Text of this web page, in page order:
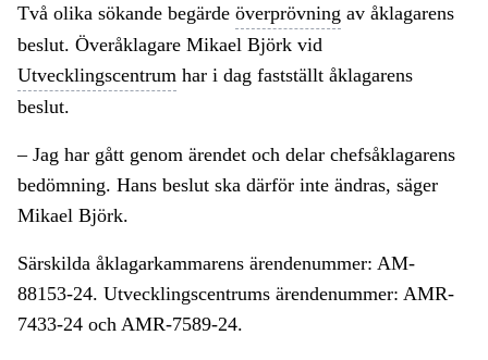
Två olika sökande begärde överprövning av åklagarens
beslut. Överåklagare Mikael Björk vid
Utvecklingscentrum har i dag fastställt åklagarens
beslut.
– Jag har gått genom ärendet och delar chefsåklagarens
bedömning. Hans beslut ska därför inte ändras, säger
Mikael Björk.
Särskilda åklagarkammarens ärendenummer: AM-
88153-24. Utvecklingscentrums ärendenummer: AMR-
7433-24 och AMR-7589-24.